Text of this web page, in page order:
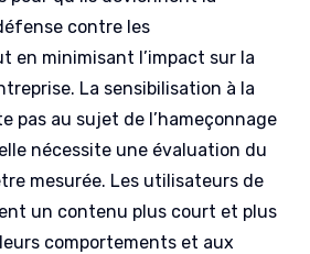
contre les
en minimisant l’impact sur la
La sensibilisation à la
pas au sujet de l’hameçonnage
nécessite une évaluation du
mesurée. Les utilisateurs de
un contenu plus court et plus
comportements et aux